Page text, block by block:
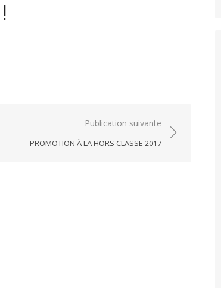
Publication suivante
PROMOTION À LA HORS CLASSE 2017